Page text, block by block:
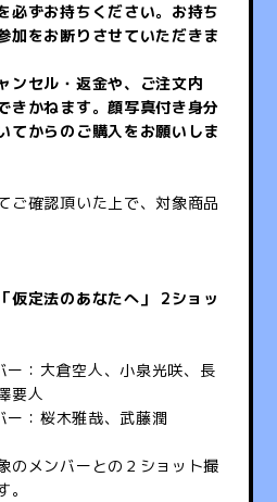
必ずお持ちください。お持ち
加をお断りさせていただきま
ンセル・返金や、ご注文内
きかねます。顔写真付き身分
てからのご購入をお願いしま
ご確認頂いた上で、対象商品
仮定法のあなたへ」 2ショッ
：大倉空人、小泉光咲、長
要人
：桜木雅哉、武藤潤
のメンバーとの２ショット撮